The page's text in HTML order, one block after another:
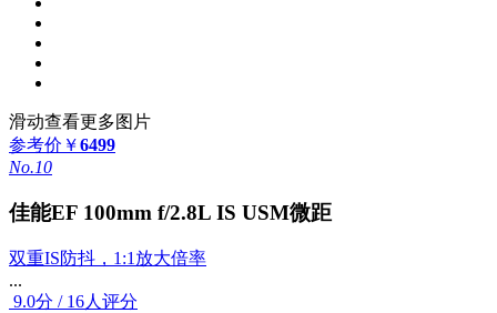
滑动查看更多图片
参考价 ￥6499
No.10
佳能EF 100mm f/2.8L IS USM微距
双重IS防抖，1:1放大倍率
...
9.0分 / 16人评分